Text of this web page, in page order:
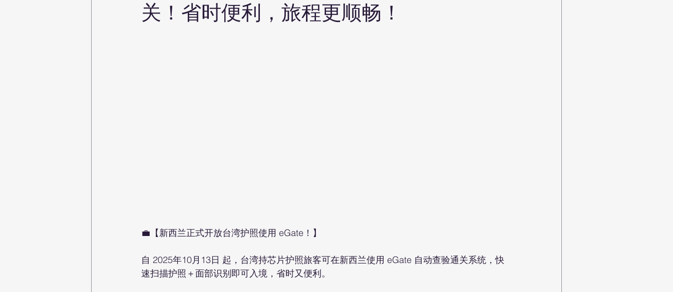
关！省时便利，旅程更顺畅！
💼【新西兰正式开放台湾护照使用 eGate！】
自 2025年10月13日 起，台湾持芯片护照旅客可在新西兰使用 eGate 自动查验通关系统，快
速扫描护照＋面部识别即可入境，省时又便利。